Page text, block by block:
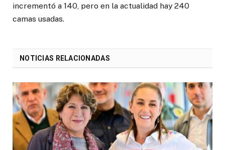
incrementó a 140, pero en la actualidad hay 240
camas usadas.
NOTICIAS RELACIONADAS